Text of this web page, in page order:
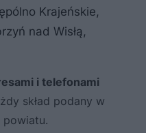
Krajeńskie,
nad Wisłą,
i telefonami
skład podany w
powiatu.